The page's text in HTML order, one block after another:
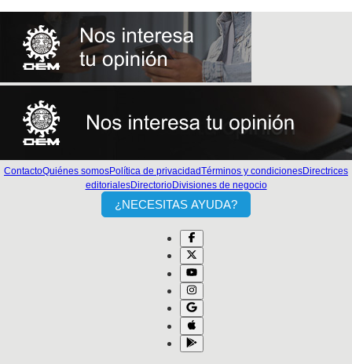
ContactoQuiénes somosPolítica de privacidadTérminos y condicionesDirectrices
editorialesDirectorioDivisiones de negocio
¿NECESITAS AYUDA?